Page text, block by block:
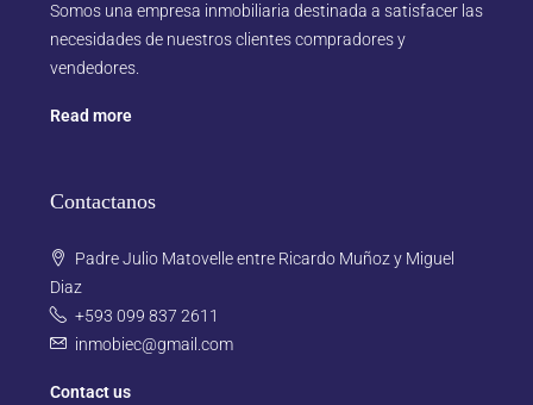
Somos una empresa inmobiliaria destinada a satisfacer las
necesidades de nuestros clientes compradores y
vendedores.
Read more
Contactanos
Padre Julio Matovelle entre Ricardo Muñoz y Miguel
Diaz
+593 099 837 2611
inmobiec@gmail.com
Contact us